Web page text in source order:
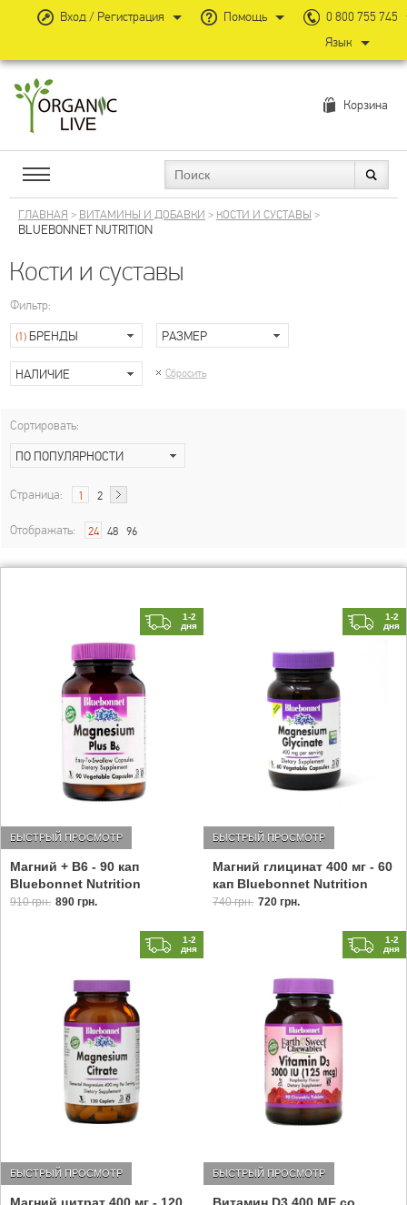
Корзина
ГЛАВНАЯ > ВИТАМИНЫ И ДОБАВКИ > КОСТИ И СУСТАВЫ >
BLUEBONNET NUTRITION
Кости и суставы
Фильтр:
(1) БРЕНДЫ РАЗМЕР
НАЛИЧИЕ Сбросить
Сортировать:
ПО ПОПУЛЯРНОСТИ
Страница: 1 2
Отображать: 24 48 96
1-2
дня
Магний + B6 - 90 кап
Bluebonnet Nutrition
БЫСТРЫЙ ПРОСМОТР
910 грн. 890 грн.
1-2
дня
Магний глицинат 400 мг - 60
кап Bluebonnet Nutrition
БЫСТРЫЙ ПРОСМОТР
740 грн. 720 грн.
1-2
дня
БЫСТРЫЙ ПРОСМОТР
1-2
дня
БЫСТРЫЙ ПРОСМОТР
Вход / Регистрация Помощь
0 800 755 745
Язык